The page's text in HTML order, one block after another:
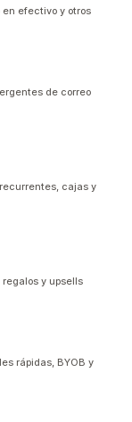
efectivo y otros
de correo
cajas y
y upsells
rápidas, BYOB y